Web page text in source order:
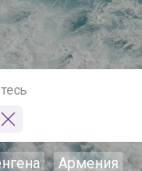
Армения